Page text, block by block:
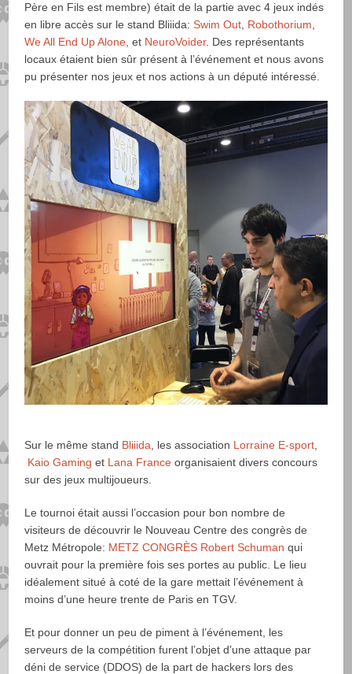
Père en Fils est membre) était de la partie avec 4 jeux indés
en libre accès sur le stand Bliiida:Swim Out Robothorium
We All End Up Alone , et NeuroVoider. Des représentants
locaux étaient bien sûr présent à l’événement et nous avons
pu présenter nos jeux et nos actions à un député intéressé.
Sur le même stand Bliiida , les association Lorraine E-sport
Kaio Gaming et Lana France organisaient divers concours
sur des jeux multijoueurs.
Le tournoi était aussi l’occasion pour bon nombre de
visiteurs de découvrir le Nouveau Centre des congrès de
Metz Métropole: METZ CONGRÈS Robert Schuman qui
ouvrait pour la première fois ses portes au public. Le lieu
idéalement situé à coté de la gare mettait l’événement à
moins d’une heure trente de Paris en TGV.
Et pour donner un peu de piment à l’événement, les
serveurs de la compétition furent l’objet d’une attaque par
déni de service (DDOS) de la part de hackers lors des